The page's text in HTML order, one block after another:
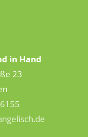
in Hand
23